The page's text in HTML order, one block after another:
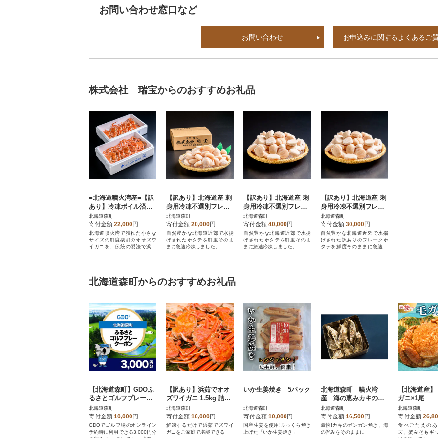
お問い合わせ窓口など
お問い合わせ お申込みに関するよくあるご
株式会社 瑞宝からのおすすめお礼品
■北海道噴火湾産■【訳
あり】冷凍ボイル済・
オオズワイガニ 約4.0k
g(オスメス小サイズ混
合)
北海道森町
寄付金額 22,000円
北海道噴火湾で獲れた小さな
サイズの鮮度抜群のオオズワ
イガニを、伝統の製法で浜茹
【訳あり】北海道産 刺
身用冷凍不選別フレー
クホタテ貝柱1kg
北海道森町
寄付金額 20,000円
自然豊かな北海道近郊で水揚
げされたホタテを鮮度そのま
まに急速冷凍しました。
【訳あり】北海道産 刺
身用冷凍不選別フレー
クホタテ貝柱 2kg
北海道森町
寄付金額 40,000円
自然豊かな北海道近郊で水揚
げされたホタテを鮮度そのま
まに急速冷凍しました。
【訳あり】北海道産 刺
身用冷凍不選別フレー
クホタテ貝柱 1.5kg
北海道森町
寄付金額 30,000円
自然豊かな北海道近郊で水揚
げされた訳ありのフレークホ
タテを鮮度そのままに急速冷
北海道森町からのおすすめお礼品
【北海道森町】GDOふ
るさとゴルフプレーク
ーポン(3,000円分)
北海道森町
寄付金額 10,000円
GDOでゴルフ場のオンライン
予約時に利用できる3,000円分
【訳あり】浜茹でオオ
ズワイガニ 1.5kg 詰め
込みセット 北海道噴火
湾産
北海道森町
寄付金額 10,000円
解凍するだけで浜茹でズワイ
ガニをご家庭で堪能できる
いか生姜焼き 5パック
北海道森町
寄付金額 10,000円
国産生姜を使用!ふっくら焼き
上げた「いか生姜焼き」
北海道森町 噴火湾
産 海の恵みカキのガ
ンガン焼き 殻付きカ
キ(加熱用) 1.5kg～2k
g
北海道森町
寄付金額 16,500円
豪快!カキのガンガン焼き、海
の旨みをそのままに
【北海道産
ガニ×1尾
北海道森町
寄付金額
食べごたえの
ズ、蟹みそもギ